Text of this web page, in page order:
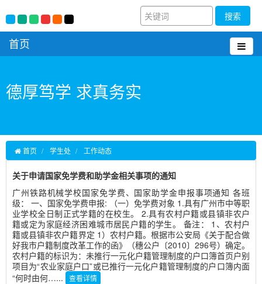
搜索
首页
德厚笃学 求真务实
首页 学生处 工作动态
关于申请国家免学费和助学金相关事项的通知
广州铁路机械学校国家免学费、国家助学金申报事项通知 各班
级： 一、国家免学费申报: （一）免学费对象 1.具有广州市中等职
业学校全日制正式学籍的在校生。 2.具有农村户籍或县镇非农户
籍或定为家庭经济困难城市居民户籍的学生。 备注： 1、农村户
籍或县镇非农户籍界定 1）农村户籍。根据市公安局《关于配合做
好我市户籍制度改革工作的函》（穗公户〔2010〕296号）确定。
农村户籍的标识为：未推行一元化户籍管理制度的户口簿首页户别
项目为“农业家庭户口”或已推行一元化户籍管理制度的户口簿内面
“何时由何…...
查看详情